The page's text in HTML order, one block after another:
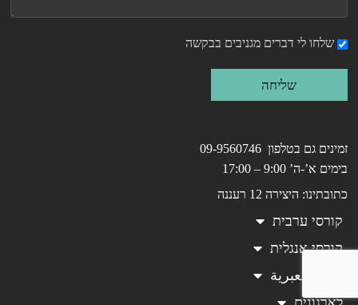
שלחו לי דברים מגניבים בבקשה
שליחה
זמינים גם בטלפון 09-9560746
בימים א’-ה’ 9:00 – 17:00
כתובתינו: היצירה 12 רעננה
קורסי ערבית
קורסי אנגלית
تعليم العبرية